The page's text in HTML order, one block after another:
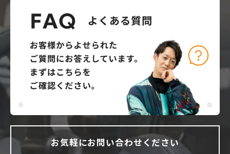
お気軽にお問い合わせください